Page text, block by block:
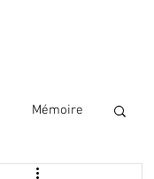
Mémoire